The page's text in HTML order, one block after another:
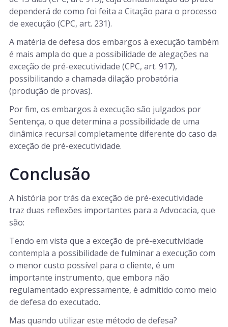
dependerá de como foi feita a Citação para o processo
de execução (CPC, art. 231).
A matéria de defesa dos embargos à execução também
é mais ampla do que a possibilidade de alegações na
exceção de pré-executividade (CPC, art. 917),
possibilitando a chamada dilação probatória
(produção de provas).
Por fim, os embargos à execução são julgados por
Sentença, o que determina a possibilidade de uma
dinâmica recursal completamente diferente do caso da
exceção de pré-executividade.
Conclusão
A história por trás da exceção de pré-executividade
traz duas reflexões importantes para a Advocacia, que
são:
Tendo em vista que a exceção de pré-executividade
contempla a possibilidade de fulminar a execução com
o menor custo possível para o cliente, é um
importante instrumento, que embora não
regulamentado expressamente, é admitido como meio
de defesa do executado.
Mas quando utilizar este método de defesa?